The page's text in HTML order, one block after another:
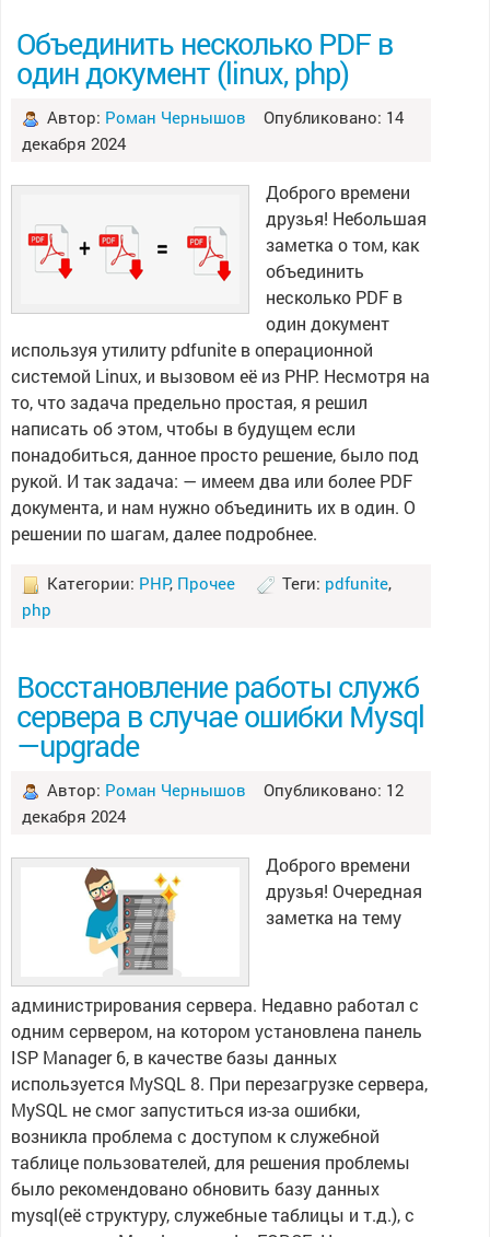
Объединить несколько PDF в
один документ (linux, php)
Автор: Роман Чернышов Опубликовано: 14
декабря 2024
Доброго времени
друзья! Небольшая
заметка о том, как
объединить
несколько PDF в
один документ
используя утилиту pdfunite в операционной
системой Linux, и вызовом её из PHP. Несмотря на
то, что задача предельно простая, я решил
написать об этом, чтобы в будущем если
понадобиться, данное просто решение, было под
рукой. И так задача: — имеем два или более PDF
документа, и нам нужно объединить их в один. О
решении по шагам, далее подробнее.
Категории: PHP, Прочее Теги: pdfunite,
php
Восстановление работы служб
сервера в случае ошибки Mysql
—upgrade
Автор: Роман Чернышов Опубликовано: 12
декабря 2024
Доброго времени
друзья! Очередная
заметка на тему
администрирования сервера. Недавно работал с
одним сервером, на котором установлена панель
ISP Manager 6, в качестве базы данных
используется MySQL 8. При перезагрузке сервера,
MySQL не смог запуститься из-за ошибки,
возникла проблема с доступом к служебной
таблице пользователей, для решения проблемы
было рекомендовано обновить базу данных
mysql(её структуру, служебные таблицы и т.д.), с